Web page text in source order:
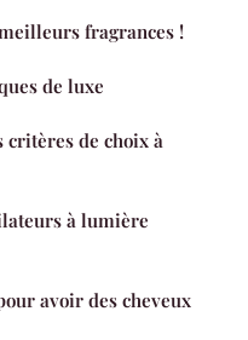
fragrances !
de luxe
critères de choix à
à lumière
avoir des cheveux